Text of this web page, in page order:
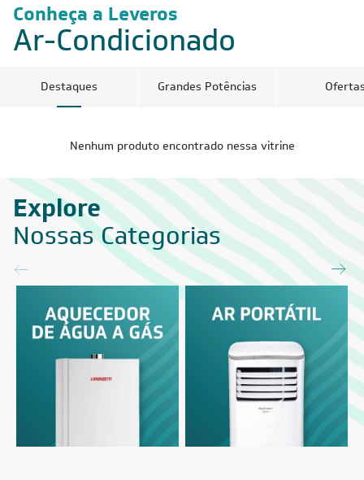
Conheça a Leveros
Ar-Condicionado
Destaques Grandes Potências
Nenhum produto encontrado nessa vitrine
Explore
Nossas Categorias